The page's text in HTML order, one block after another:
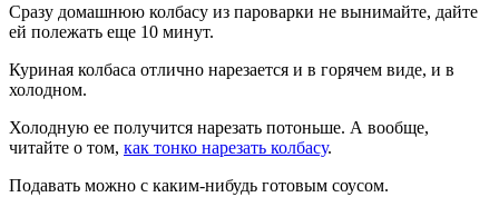
Сразу домашнюю колбасу из пароварки не вынимайте, дайте
ей полежать еще 10 минут.
Куриная колбаса отлично нарезается и в горячем виде, и в
холодном.
Холодную ее получится нарезать потоньше. А вообще,
читайте о том, как тонко нарезать колбасу.
Подавать можно с каким-нибудь готовым соусом.